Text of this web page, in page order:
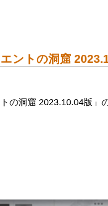
ントの洞窟
の洞窟 2023.10.04版」